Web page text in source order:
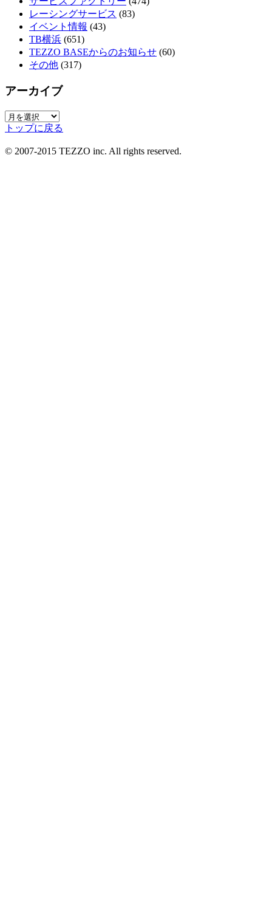
レーシングサービス (83)
イベント情報 (43)
TB横浜 (651)
TEZZO BASEからのお知らせ (60)
その他 (317)
アーカイブ
ア
ー
イ
トップに戻る
© 2007-2015 TEZZO inc. All rights reserved.